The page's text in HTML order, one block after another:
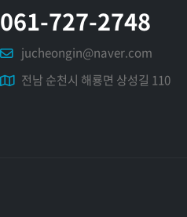
061-727-2748
jucheongin@naver.com
전남 순천시 해룡면 상성길 110